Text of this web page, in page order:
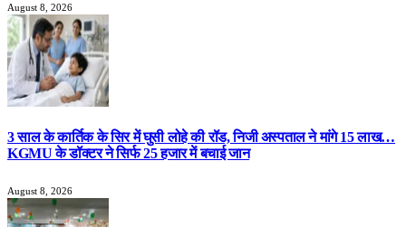
August 8, 2026
3 साल के कार्तिक के सिर में घुसी लोहे की रॉड, निजी अस्पताल ने मांगे 15 लाख…
KGMU के डॉक्टर ने सिर्फ 25 हजार में बचाई जान
August 8, 2026